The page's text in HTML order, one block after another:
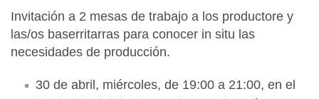
Invitación a 2 mesas de trabajo a los productore y
las/os baserritarras para conocer in situ las
necesidades de producción.
30 de abril, miércoles, de 19:00 a 21:00, en el